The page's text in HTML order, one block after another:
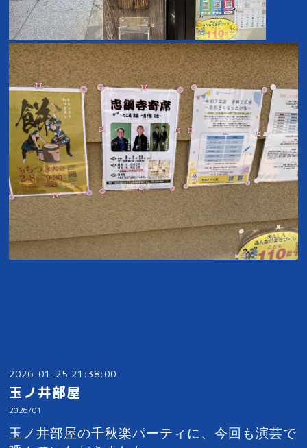
2026-01-25 21:38:00
玉ノ井部屋
2026/01
玉ノ井部屋の千秋楽パーティに、今回も演芸で